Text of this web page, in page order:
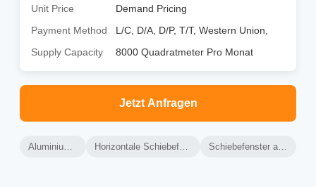
Unit Price
Demand Pricing
Payment Method
L/C, D/A, D/P, T/T, Western Union,
Supply Capacity
8000 Quadratmeter Pro Monat
Jetzt Anfragen
Aluminiumglasfenster Horizontale Schiebefenster aus Aluminium Schiebefenster aus Aluminiumglas